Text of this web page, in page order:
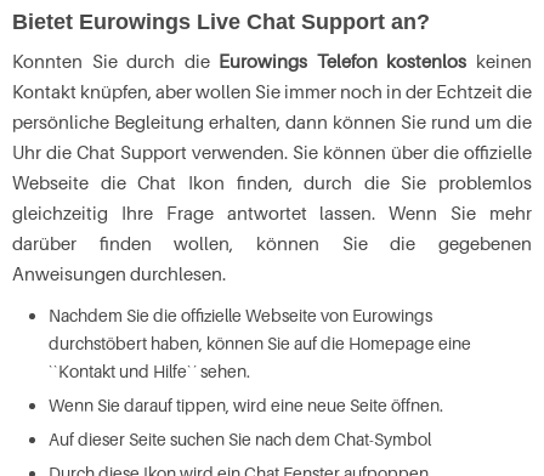
Bietet Eurowings Live Chat Support an?
Konnten Sie durch die Eurowings Telefon kostenlos keinen
Kontakt knüpfen, aber wollen Sie immer noch in der Echtzeit die
persönliche Begleitung erhalten, dann können Sie rund um die
Uhr die Chat Support verwenden. Sie können über die offizielle
Webseite die Chat Ikon finden, durch die Sie problemlos
gleichzeitig Ihre Frage antwortet lassen. Wenn Sie mehr
darüber finden wollen, können Sie die gegebenen
Anweisungen durchlesen.
Nachdem Sie die offizielle Webseite von Eurowings
durchstöbert haben, können Sie auf die Homepage eine
``Kontakt und Hilfe`´ sehen.
Wenn Sie darauf tippen, wird eine neue Seite öffnen.
Auf dieser Seite suchen Sie nach dem Chat-Symbol